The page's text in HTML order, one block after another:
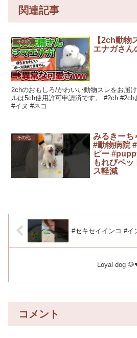
関連記事
その他
【2ch動物
エナガさん
2chのおもしろ/かわいい動物スレをお届
ルは5ch使用許可申請済です。 #2ch
#イヌ #ネコ
その他
みるきーち
#動物病院
ピー
もれびペ
ス軽減
#セキセイインコ #イ
Loyal dog
コメント